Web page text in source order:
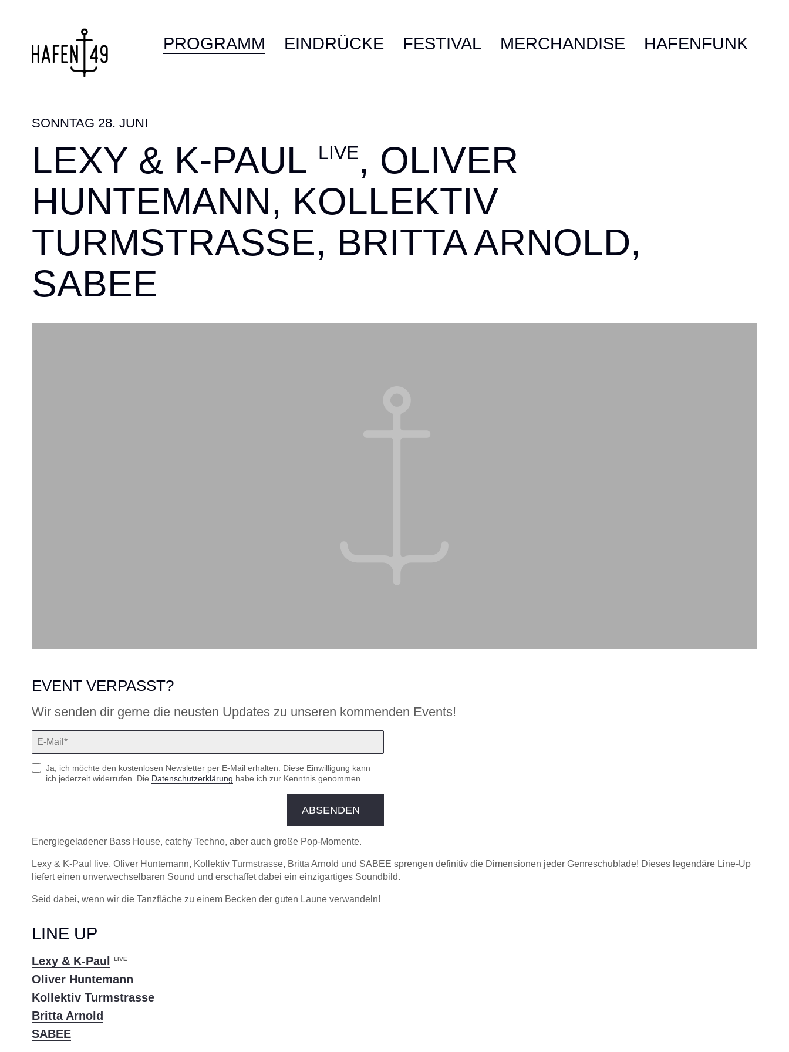
PROGRAMM EINDRÜCKE FESTIVAL MERCHANDISE HAFENFUNK
SONNTAG 28. JUNI
LEXY & K-PAUL LIVE, OLIVER
HUNTEMANN, KOLLEKTIV
TURMSTRASSE, BRITTA ARNOLD,
SABEE
EVENT VERPASST?
Wir senden dir gerne die neusten Updates zu unseren kommenden Events!
Ja, ich möchte den kostenlosen Newsletter per E-Mail erhalten. Diese Einwilligung kann
ich jederzeit widerrufen. Die Datenschutzerklärung habe ich zur Kenntnis genommen.
ABSENDEN
Energiegeladener Bass House, catchy Techno, aber auch große Pop-Momente.
Lexy & K-Paul live, Oliver Huntemann, Kollektiv Turmstrasse, Britta Arnold und SABEE sprengen definitiv die Dimensionen jeder Genreschublade! Dieses legendäre Line-Up
liefert einen unverwechselbaren Sound und erschaffet dabei ein einzigartiges Soundbild.
Seid dabei, wenn wir die Tanzfläche zu einem Becken der guten Laune verwandeln!
LINE UP
Lexy & K-Paul LIVE
Oliver Huntemann
Kollektiv Turmstrasse
Britta Arnold
SABEE